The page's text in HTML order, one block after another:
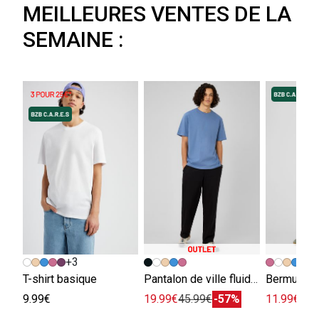
MEILLEURES VENTES DE LA
SEMAINE :
+3
T-shirt basique
9.99€
Pantalon de ville fluide viscose lin
19.99€45.99€-57%
Bermuda
11.99€